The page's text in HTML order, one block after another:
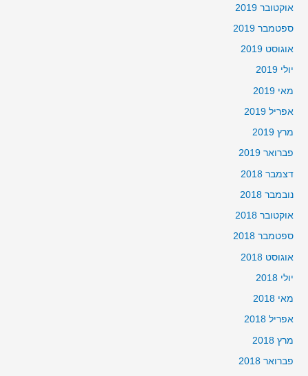
אוקטובר 2019
ספטמבר 2019
אוגוסט 2019
יולי 2019
מאי 2019
אפריל 2019
מרץ 2019
פברואר 2019
דצמבר 2018
נובמבר 2018
אוקטובר 2018
ספטמבר 2018
אוגוסט 2018
יולי 2018
מאי 2018
אפריל 2018
מרץ 2018
פברואר 2018